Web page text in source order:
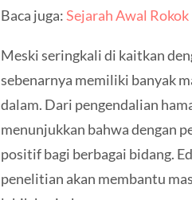
Baca juga:Sejarah Awal
Meski seringkali di kaitkan
sebenarnya memiliki banyak
dalam. Dari pengendalian
menunjukkan bahwa dengan
positif bagi berbagai bidang.
penelitian akan membantu